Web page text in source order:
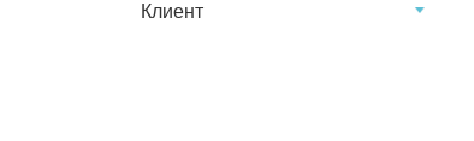
Клиент